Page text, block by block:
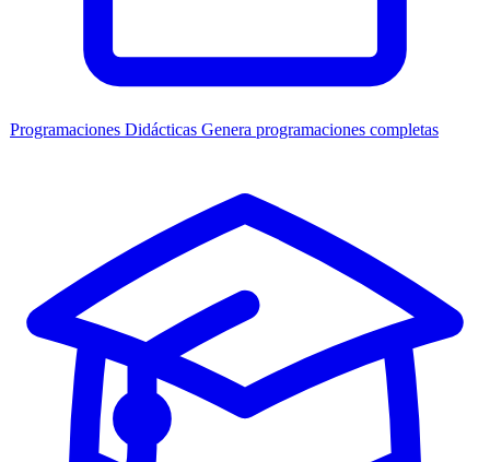
Programaciones Didácticas Genera programaciones completas